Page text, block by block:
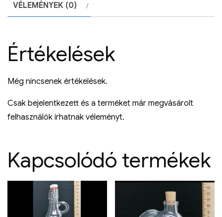
VÉLEMÉNYEK (0)
Értékelések
Még nincsenek értékelések.
Csak bejelentkezett és a terméket már megvásárolt
felhasználók írhatnak véleményt.
Kapcsolódó termékek